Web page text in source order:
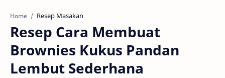
Home Resep Masakan
Resep Cara Membuat
Brownies Kukus Pandan
Lembut Sederhana